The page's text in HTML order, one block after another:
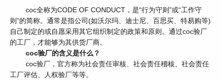
coc全称为CODE OF CONDUCT，是“行为守则”或“工作守
则”的简称。通常是指公司(如沃尔玛、迪士尼、百思买、特易购等)
自己制定的或自愿采用其它组织制定的政策和原则。通过coc验厂
的工厂，才能够为其供货厂商。
coc验厂的含义是什么？
coc验厂，官方称为社会责任审核、社会责任稽核、社会责任
工厂评估、人权验厂等等。